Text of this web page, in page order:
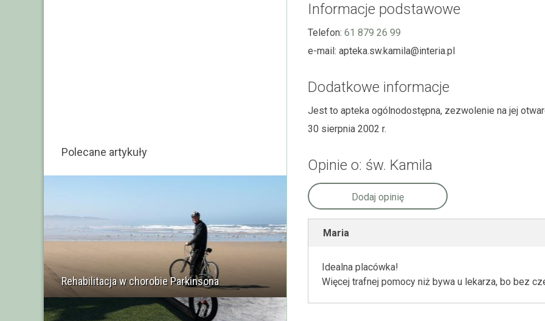
Informacje podstawowe
Telefon: 61 879 26 99
e-mail: apteka.sw.kamila@interia.pl
Dodatkowe informacje
Jest to apteka ogólnodostępna, zezwolenie na jej
30 sierpnia 2002 r.
Opinie o: św. Kamila
Dodaj opinię
Maria
Idealna placówka!
Więcej trafnej pomocy niż bywa u lekarza, bo bez
Polecane artykuły
Rehabilitacja w chorobie Parkinsona